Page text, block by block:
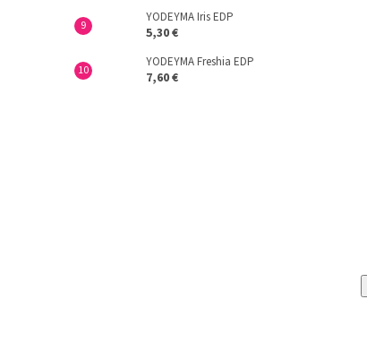
YODEYMA Iris EDP
5,30 €
YODEYMA Freshia EDP
7,60 €